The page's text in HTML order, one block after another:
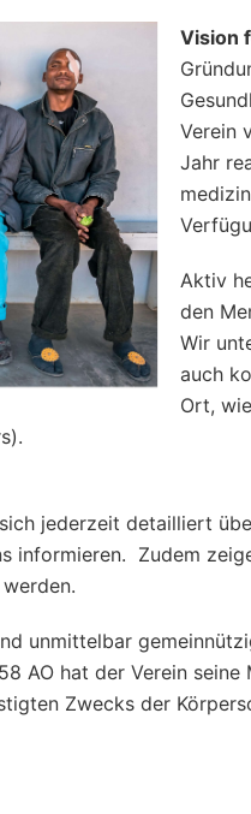
Vision
Verein
Jahr
Aktiv
den
Wir
auch
Ort,
jederzeit detailliert
informieren. Zudem
unmittelbar
AO hat der Verein
Zwecks der